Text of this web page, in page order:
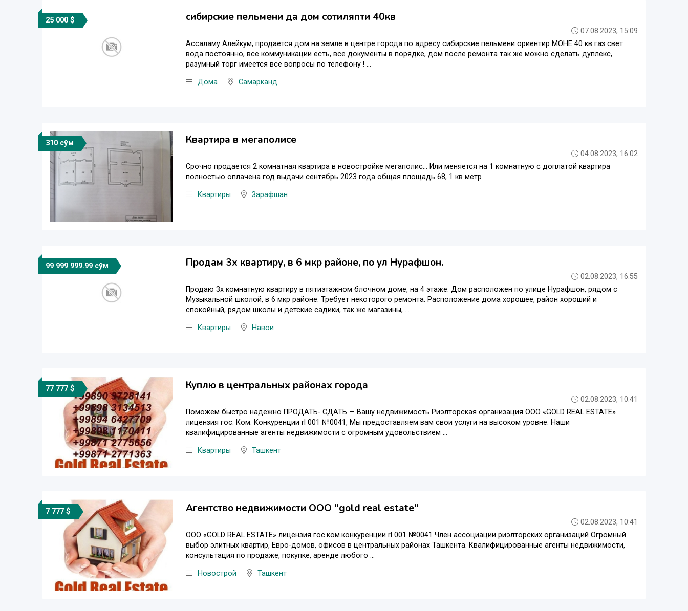
25 000 $ сибирские пельмени да дом сотиляпти 40кв
07.08.2023, 15:09
Ассаламу Алейкум, продается дом на земле в центре города по адресу сибирские пельмени ориентир МОНЕ 40 кв газ свет
вода постоянно, все коммуникации есть, все документы в порядке, дом после ремонта так же можно сделать дуплекс,
разумный торг имеется все вопросы по телефону ! ...
Дома Самарканд
310 сўм Квартира в мегаполисе
04.08.2023, 16:02
Срочно продается 2 комнатная квартира в новостройке мегаполис... Или меняется на 1 комнатную с доплатой квартира
полностью оплачена год выдачи сентябрь 2023 года общая площадь 68, 1 кв метр
Квартиры Зарафшан
99 999 999.99 сўм Продам 3х квартиру, в 6 мкр районе, по ул Нурафшон.
02.08.2023, 16:55
Продаю 3х комнатную квартиру в пятиэтажном блочном доме, на 4 этаже. Дом расположен по улице Нурафшон, рядом с
Музыкальной школой, в 6 мкр районе. Требует некоторого ремонта. Расположение дома хорошее, район хороший и
спокойный, рядом школы и детские садики, так же магазины, ...
Квартиры Навои
77 777 $ Куплю в центральных районах города
02.08.2023, 10:41
Поможем быстро надежно ПРОДАТЬ- СДАТЬ — Вашу недвижимость Риэлторская организация ООО «GOLD REAL ESTATE»
лицензия гос. Ком. Конкуренции rl 001 №0041, Мы предоставляем вам свои услуги на высоком уровне. Наши
квалифицированные агенты недвижимости с огромным удовольствием ...
Квартиры Ташкент
7 777 $ Агентство недвижимости OOO "gold real estate"
02.08.2023, 10:41
ООО «GOLD REAL ESTATE» лицензия гос.ком.конкуренции rl 001 №0041 Член ассоциации риэлторских организаций Огромный
выбор элитных квартир, Евро-домов, офисов в центральных районах Ташкента. Квалифицированные агенты недвижимости,
консультация по продаже, покупке, аренде любого ...
Новострой Ташкент